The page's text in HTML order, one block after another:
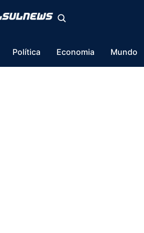
Política Economia Mundo